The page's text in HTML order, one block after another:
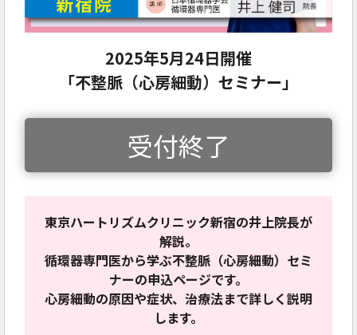
2025年5月24日開催
「不整脈（心房細動）セミナー」
受付終了
東京ハートリズムクリニック新宿の井上院長が
解説。
循環器専門医から学ぶ不整脈（心房細動）セミ
ナーの申込ページです。
心房細動の原因や症状、治療法まで詳しく説明
します。